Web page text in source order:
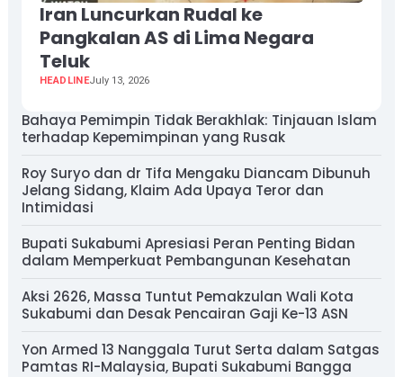
Iran Luncurkan Rudal ke
Pangkalan AS di Lima Negara
Teluk
HEADLINEJuly 13, 2026
Bahaya Pemimpin Tidak Berakhlak: Tinjauan Islam
terhadap Kepemimpinan yang Rusak
Roy Suryo dan dr Tifa Mengaku Diancam Dibunuh
Jelang Sidang, Klaim Ada Upaya Teror dan
Intimidasi
Bupati Sukabumi Apresiasi Peran Penting Bidan
dalam Memperkuat Pembangunan Kesehatan
Aksi 2626, Massa Tuntut Pemakzulan Wali Kota
Sukabumi dan Desak Pencairan Gaji Ke-13 ASN
Yon Armed 13 Nanggala Turut Serta dalam Satgas
Pamtas RI-Malaysia, Bupati Sukabumi Bangga